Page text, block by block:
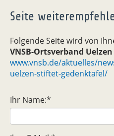
Seite
Folgende Seite wird von
VNSB-Ortsverband
www.vnsb.de/aktuelles/
uelzen-stiftet-gedenktafel/
Ihr Name:*